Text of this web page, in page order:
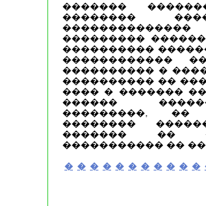
�������
��������
���������
����������
������������
���������� �
���������� ��
���� � �������
������
���������, ��
��������
������� ��
����������� ��
� � � � � � � � � � �